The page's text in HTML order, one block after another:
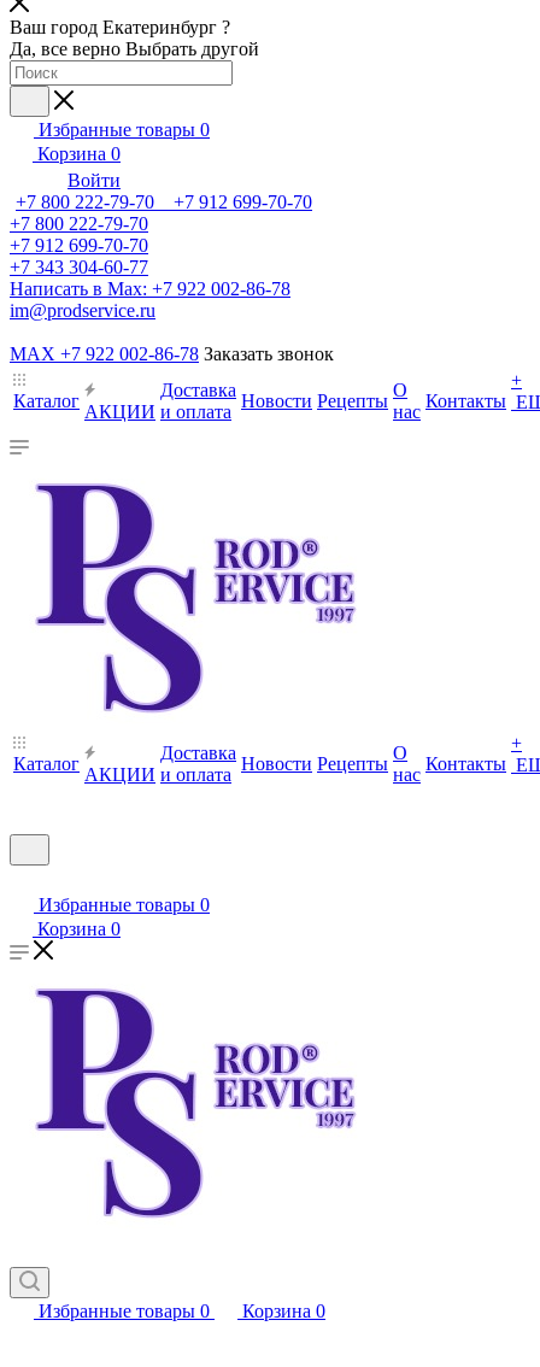
Ваш город Екатеринбург ?
Да, все верно Выбрать другой
Избранные товары 0
Корзина 0
Войти
+7 800 222-79-70 +7 912 699-70-70
+7 800 222-79-70
+7 912 699-70-70
+7 343 304-60-77
Написать в Max: +7 922 002-86-78
im@prodservice.ru
MAX +7 922 002-86-78 Заказать звонок
Каталог
АКЦИИ
Доставка
и оплата
Новости Рецепты
О
нас
Контакты
+
Каталог
АКЦИИ
Доставка
и оплата
Новости Рецепты
О
нас
Контакты
+
Избранные товары 0
Корзина 0
Избранные товары 0 Корзина 0